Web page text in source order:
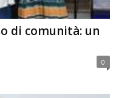
di comunità: un
0